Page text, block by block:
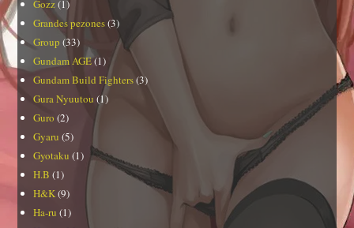
Gozz(1)
Grandes pezones(3)
Group (33)
Gundam AGE(1)
Gundam Build Fighters(3)
Gura Nyuutou (1)
Guro (2)
Gyaru (5)
Gyotaku (1)
H.B (1)
H&K(9)
Ha-ru (1)